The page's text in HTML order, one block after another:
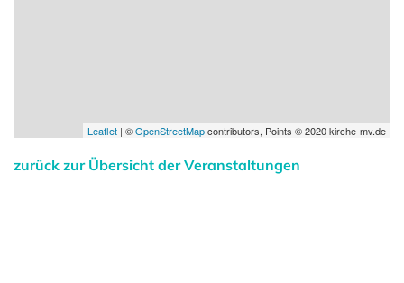
Leaflet | ©OpenStreetMapcontributors, Points © 2020 kirche-mv.de
zurück zur Übersicht der Veranstaltungen